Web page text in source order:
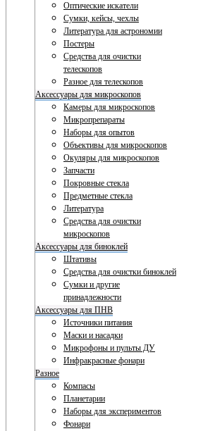
Оптические искатели
Сумки, кейсы, чехлы
Литература для астрономии
Постеры
Средства для очистки
телескопов
Разное для телескопов
Аксессуары для микроскопов
Камеры для микроскопов
Микропрепараты
Наборы для опытов
Объективы для микроскопов
Окуляры для микроскопов
Запчасти
Покровные стекла
Предметные стекла
Литература
Средства для очистки
микроскопов
Аксессуары для биноклей
Штативы
Средства для очистки биноклей
Сумки и другие
принадлежности
Аксессуары для ПНВ
Источники питания
Маски и насадки
Микрофоны и пульты ДУ
Инфракрасные фонари
Разное
Компасы
Планетарии
Наборы для экспериментов
Фонари